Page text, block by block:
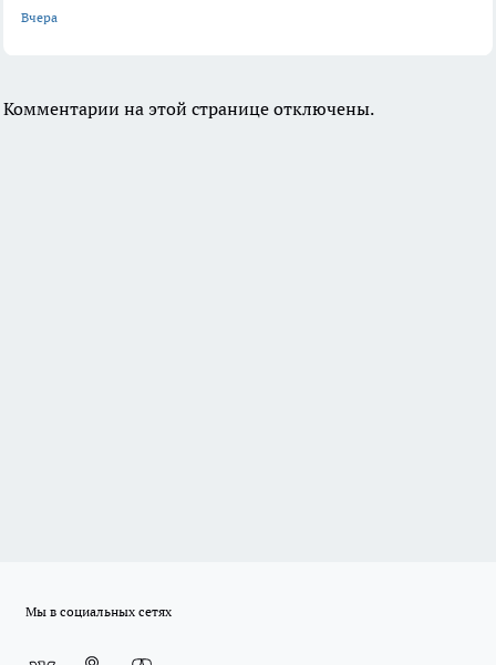
Вчера
Комментарии на этой странице отключены.
Мы в социальных сетях